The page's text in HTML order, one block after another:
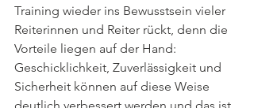
Training wieder ins Bewusstsein vieler
Reiterinnen und Reiter rückt, denn die
Vorteile liegen auf der Hand:
Geschicklichkeit, Zuverlässigkeit und
Sicherheit können auf diese Weise
deutlich verbessert werden und das ist